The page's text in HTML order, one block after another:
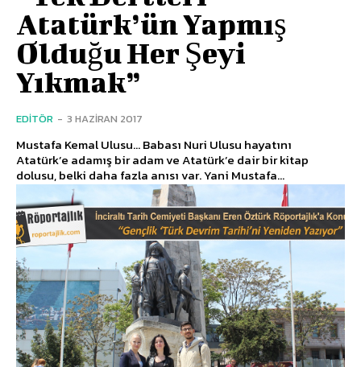
Atatürk’ün Yapmış
Olduğu Her Şeyi
Yıkmak”
EDITÖR - 3 HAZIRAN 2017
Mustafa Kemal Ulusu… Babası Nuri Ulusu hayatını
Atatürk’e adamış bir adam ve Atatürk’e dair bir kitap
dolusu, belki daha fazla anısı var. Yani Mustafa...